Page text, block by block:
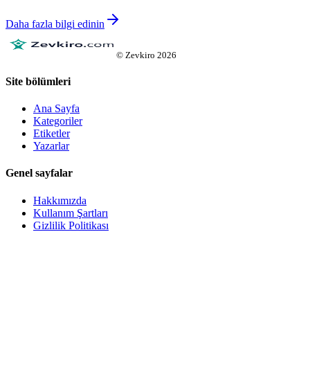
Daha fazla bilgi edinin
© Zevkiro 2026
Site bölümleri
Ana Sayfa
Kategoriler
Etiketler
Yazarlar
Genel sayfalar
Hakkımızda
Kullanım Şartları
Gizlilik Politikası